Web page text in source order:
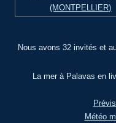
(MONTPELLIER)
Nous avons 32 invités et
La mer à Palavas en
Météo